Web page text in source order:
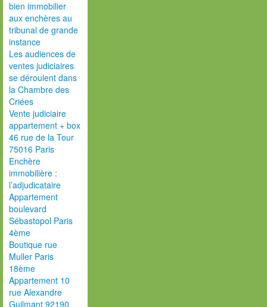
bien immobilier
aux enchères au
tribunal de grande
instance
Les audiences de
ventes judiciaires
se déroulent dans
la Chambre des
Criées
Vente judiciaire
appartement + box
46 rue de la Tour
75016 Paris
Enchère
immobilière :
l’adjudicataire
Appartement
boulevard
Sébastopol Paris
4ème
Boutique rue
Muller Paris
18ème
Appartement 10
rue Alexandre
Guilmant 92190